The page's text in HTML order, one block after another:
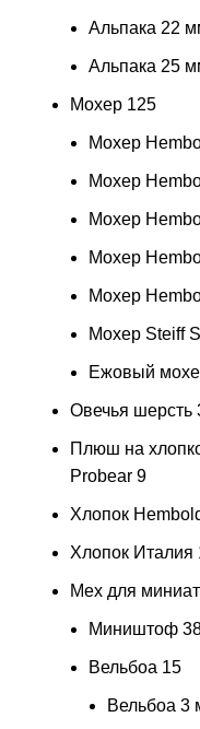
Альпака 22
Альпака 25
Мохер 125
Мохер
Мохер
Мохер
Мохер
Мохер
Мохер Steiff
Ежовый
Овечья шерсть
Плюш на
Probear 9
Хлопок
Хлопок Италия
Мех для
Миништоф
Вельбоа 15
Вельбоа 3